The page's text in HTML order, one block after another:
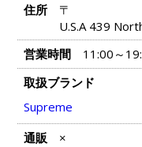
住所
〒
U.S.A 439
営業時間
11:00～
取扱ブランド
Supreme
通販
×